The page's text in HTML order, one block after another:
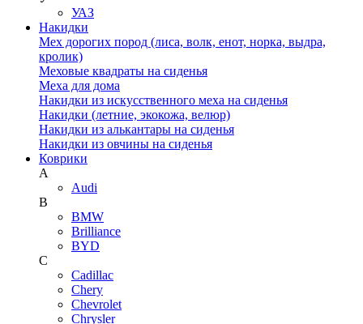
УАЗ
Накидки
Мех дорогих пород (лиса, волк, енот, норка, выдра,
кролик)
Меховые квадраты на сиденья
Меха для дома
Накидки из искусственного меха на сиденья
Накидки (летние, экокожа, велюр)
Накидки из алькантары на сиденья
Накидки из овчины на сиденья
Коврики
A
Audi
B
BMW
Brilliance
BYD
C
Cadillac
Chery
Chevrolet
Chrysler